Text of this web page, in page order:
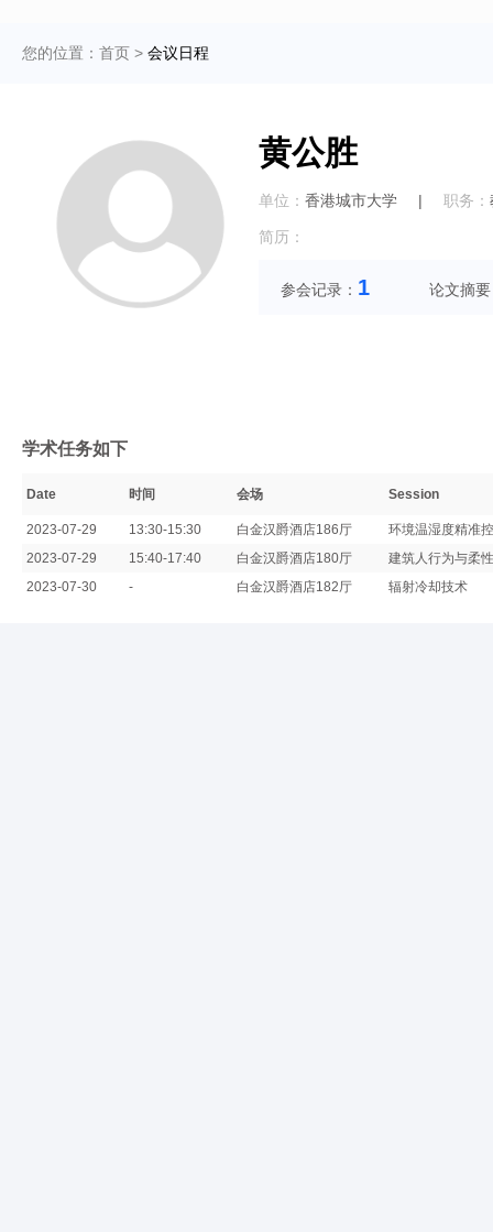
您的位置： 首页 > 会议日程
黄公胜
单位： 香港城市大学 | 职务：
简历：
参会记录： 1 论文摘
学术任务如下
Date 时间 会场 Session
2023-07-29 13:30-15:30 白金汉爵酒店186厅
环境温湿度精准
2023-07-29
15:40-17:40 白金汉爵酒店180厅
建筑人行为与柔
2023-07-30
- 白金汉爵酒店182厅 辐射冷却技术